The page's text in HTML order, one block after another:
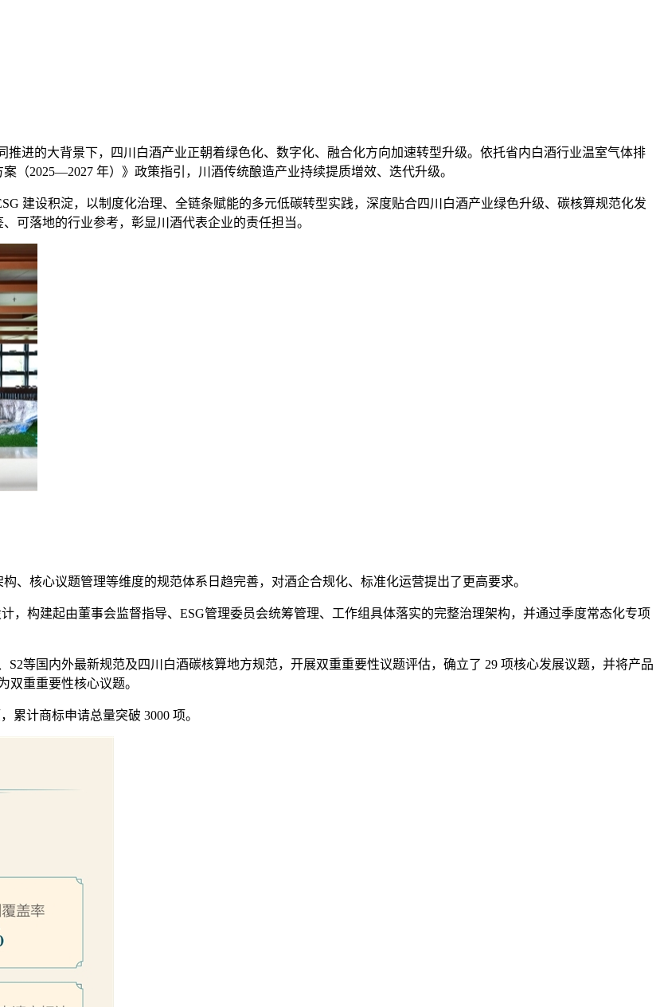
进的大背景下，四川白酒产业正朝着绿色化、数字化、融合化方向加速转型升级。依托省内白酒行业温室气体排
（2025—2027 年）》政策指引，川酒传统酿造产业持续提质增效、迭代升级。
建设积淀，以制度化治理、全链条赋能的多元低碳转型实践，深度贴合四川白酒产业绿色升级、碳核算规范化发
可落地的行业参考，彰显川酒代表企业的责任担当。
、核心议题管理等维度的规范体系日趋完善，对酒企合规化、标准化运营提出了更高要求。
，构建起由董事会监督指导、ESG管理委员会统筹管理、工作组具体落实的完整治理架构，并通过季度常态化专项
等国内外最新规范及四川白酒碳核算地方规范，开展双重重要性议题评估，确立了 29 项核心发展议题，并将产品
双重重要性核心议题。
累计商标申请总量突破 3000 项。